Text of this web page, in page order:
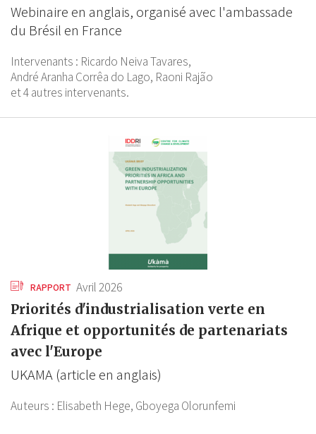
Webinaire en anglais, organisé avec l'ambassade
du Brésil en France
Intervenants : Ricardo Neiva Tavares,
André Aranha Corrêa do Lago, Raoni Rajão
et 4 autres intervenants.
RAPPORT Avril 2026
Priorités d'industrialisation verte en
Afrique et opportunités de partenariats
avec l'Europe
UKAMA (article en anglais)
Auteurs : Elisabeth Hege, Gboyega Olorunfemi